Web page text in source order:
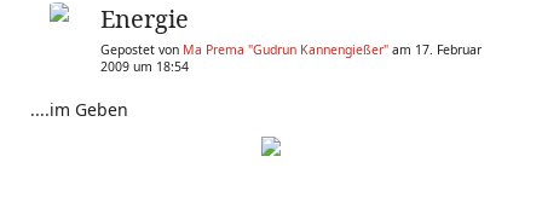
Energie
Gepostet von Ma Prema "Gudrun Kannengießer" am 17. Februar
2009 um 18:54
....im Geben